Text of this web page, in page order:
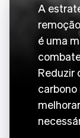
A
é uma
Reduzir